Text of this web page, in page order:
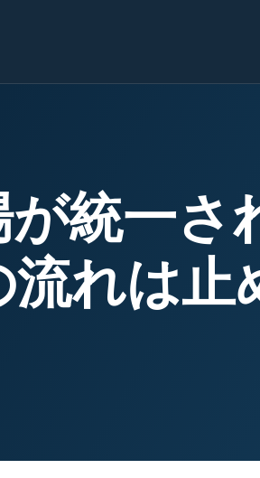
統一さ
れは止